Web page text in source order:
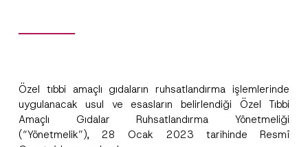
Özel tıbbi amaçlı gıdaların ruhsatlandırma işlemlerinde
uygulanacak usul ve esasların belirlendiği Özel Tıbbi
Amaçlı Gıdalar Ruhsatlandırma Yönetmeliği
(“Yönetmelik”), 28 Ocak 2023 tarihinde Resmî